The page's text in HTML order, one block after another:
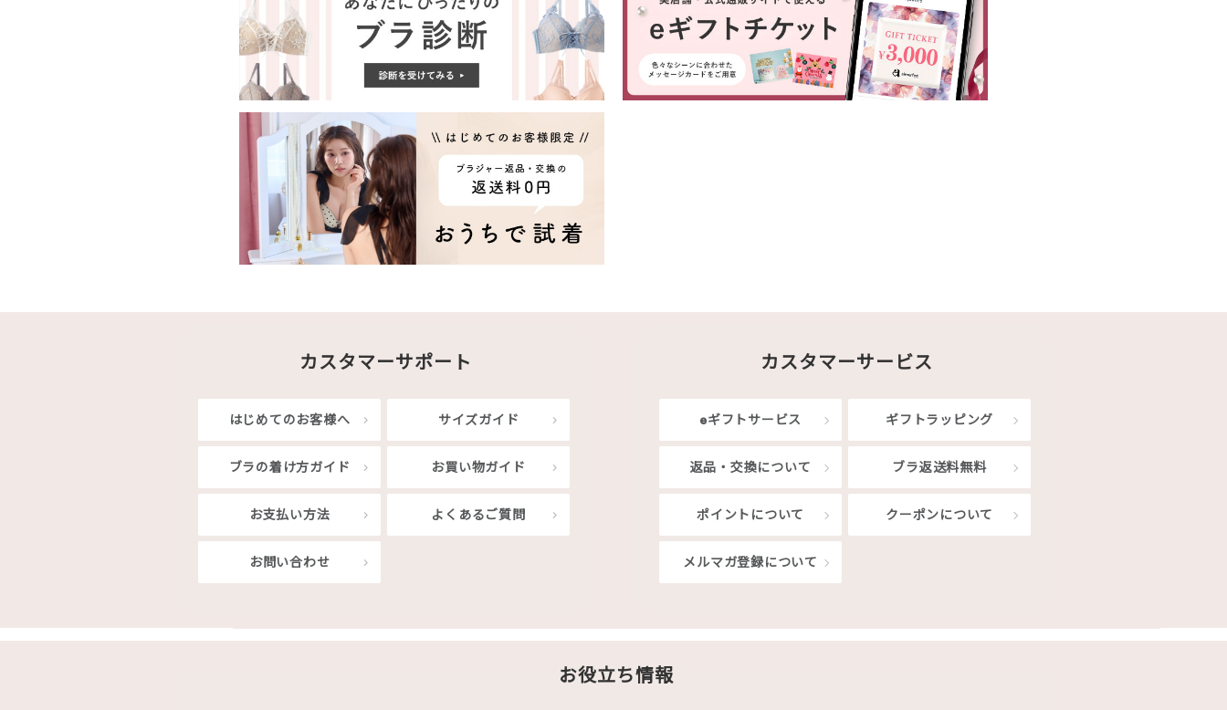
カスタマーサポート
はじめてのお客様へ サイズガイド
ブラの着け方ガイド お買い物ガイド
お支払い方法 よくあるご質問
お問い合わせ
カスタマーサービス
eギフトサービス ギフトラッピング
返品・交換について ブラ返送料無料
ポイントについて クーポンについて
メルマガ登録について
お役立ち情報